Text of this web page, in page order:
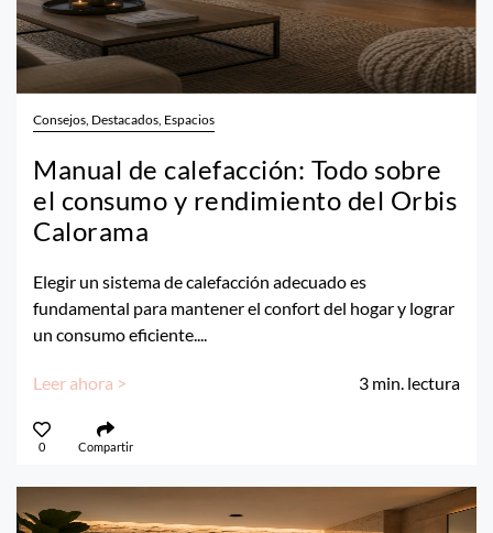
Consejos, Destacados, Espacios
Manual de calefacción: Todo sobre
el consumo y rendimiento del Orbis
Calorama
Elegir un sistema de calefacción adecuado es
fundamental para mantener el confort del hogar y lograr
un consumo eficiente....
Leer ahora > 3 min. lectura
0 Compartir